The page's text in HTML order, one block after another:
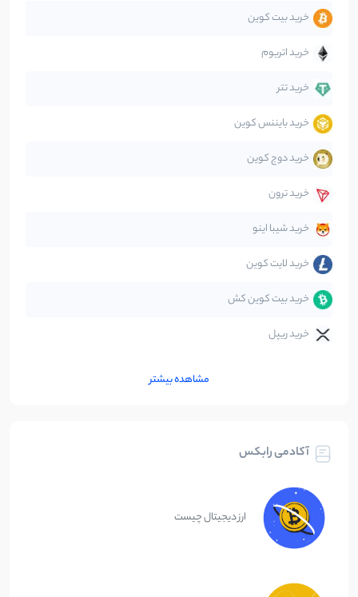
جهان
دیفای
صرافی‌ها
قانون‌گذاری
متاورس
خرید بیت کوین
خرید اتریوم
خرید تتر
خرید بایننس کوین
خرید دوج کوین
خرید ترون
خرید شیبا اینو
خرید لایت کوین
خرید بیت کوین کش
خرید ریپل
مشاهده بیشتر
آکادمی رابکس
ارز دیجیتال چیست